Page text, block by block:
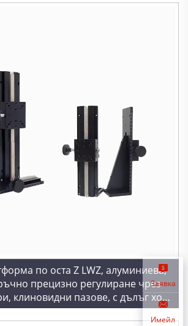
по оста Z LWZ, алуминиева,
прецизно регулиране чрез
клиновидни пазове, с дълъг ход,
регулируема
Заявка
Имейл